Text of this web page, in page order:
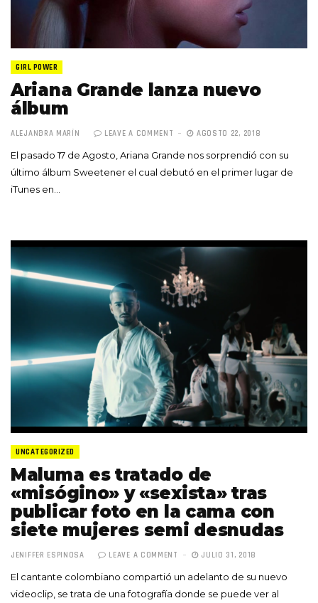
GIRL POWER
Ariana Grande lanza nuevo
álbum
ALEJANDRA MARÍN LEAVE A COMMENT AGOSTO 22, 2018
El pasado 17 de Agosto, Ariana Grande nos sorprendió con su
último álbum Sweetener el cual debutó en el primer lugar de
iTunes en…
UNCATEGORIZED
Maluma es tratado de
«misógino» y «sexista» tras
publicar foto en la cama con
siete mujeres semi desnudas
JENIFFER ESPINOSA LEAVE A COMMENT JULIO 31, 2018
El cantante colombiano compartió un adelanto de su nuevo
videoclip, se trata de una fotografía donde se puede ver al